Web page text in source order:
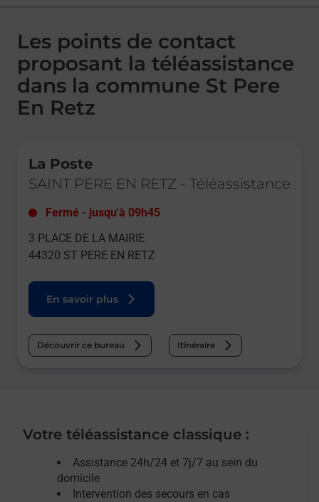
Les points de contact
proposant la téléassistance
dans la commune St Pere
En Retz
La Poste
SAINT PERE EN RETZ - Téléassistance
Fermé - jusqu'à 09h45
3 PLACE DE LA MAIRIE
44320 ST PERE EN RETZ
En savoir plus
Découvrir ce bureau Itinéraire
Votre téléassistance classique :
Assistance 24h/24 et 7j/7 au sein du
domicile
Intervention des secours en cas